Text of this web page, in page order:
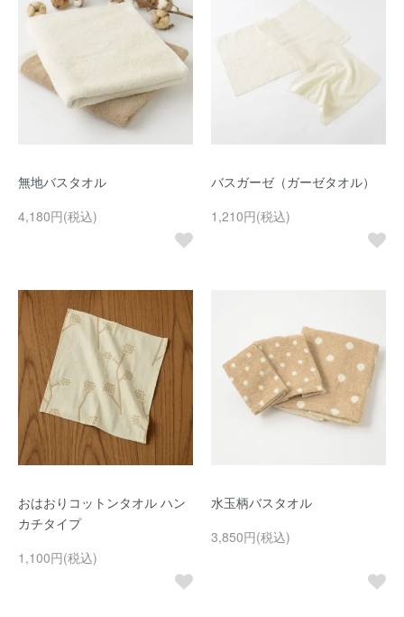
無地バスタオル
4,180円(税込)
バスガーゼ（ガーゼタオル）
1,210円(税込)
おはおりコットンタオル ハン
カチタイプ
1,100円(税込)
水玉柄バスタオル
3,850円(税込)